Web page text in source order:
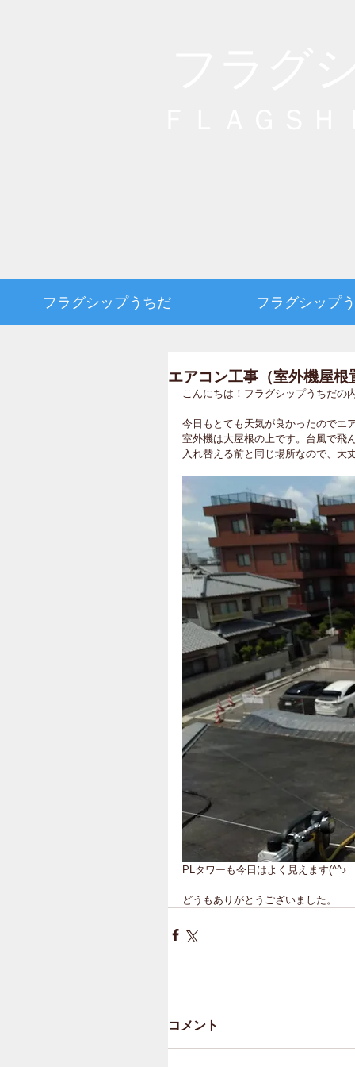
エアコン工事（室外機屋根
こんにちは！フラグシップうちだの
今日もとても天気が良かったのでエ
室外機は大屋根の上です。台風で飛
入れ替える前と同じ場所なので、大
PLタワーも今日はよく見えます(^^♪
どうもありがとうございました。
コメント
フラグシップうちだ フラグシップ